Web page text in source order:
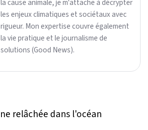
la cause animale, je m'attache à décrypter
les enjeux climatiques et sociétaux avec
rigueur. Mon expertise couvre également
la vie pratique et le journalisme de
solutions (Good News).